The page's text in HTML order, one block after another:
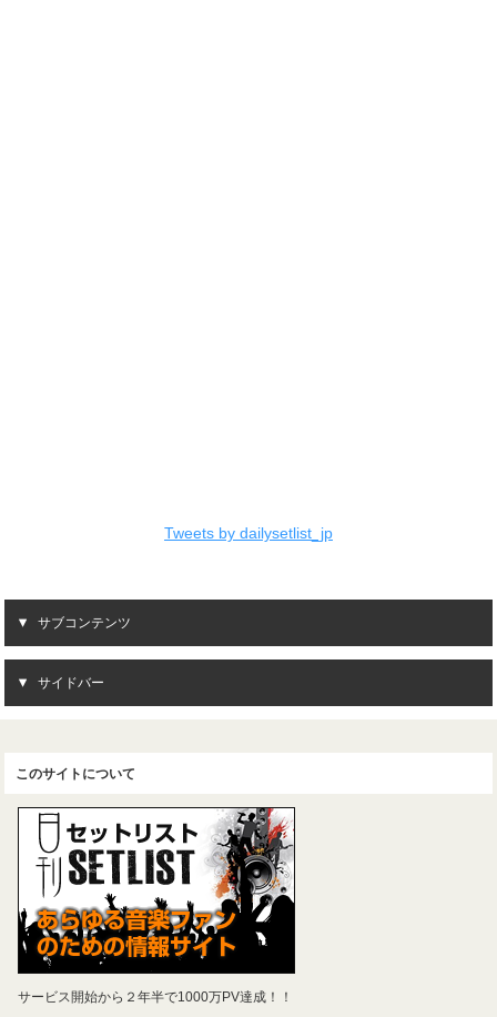
Tweets by dailysetlist_jp
サブコンテンツ
サイドバー
このサイトについて
サービス開始から２年半で1000万PV達成！！